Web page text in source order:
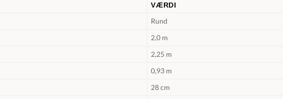
VÆRDI
Rund
2,0 m
2,25 m
0,93 m
28 cm